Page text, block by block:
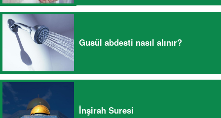
Gusül abdesti nasıl alınır?
İnşirah Suresi